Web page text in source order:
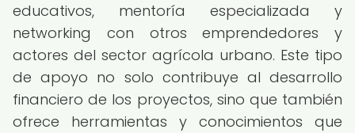
educativos, mentoría especializada y
networking con otros emprendedores y
actores del sector agrícola urbano. Este tipo
de apoyo no solo contribuye al desarrollo
financiero de los proyectos, sino que también
ofrece herramientas y conocimientos que